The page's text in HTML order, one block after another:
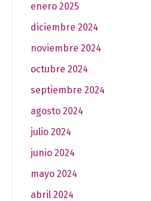
enero 2025
diciembre 2024
noviembre 2024
octubre 2024
septiembre 2024
agosto 2024
julio 2024
junio 2024
mayo 2024
abril 2024